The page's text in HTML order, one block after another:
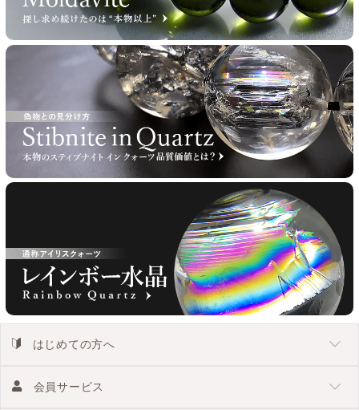
はじめての方へ
会員サービス